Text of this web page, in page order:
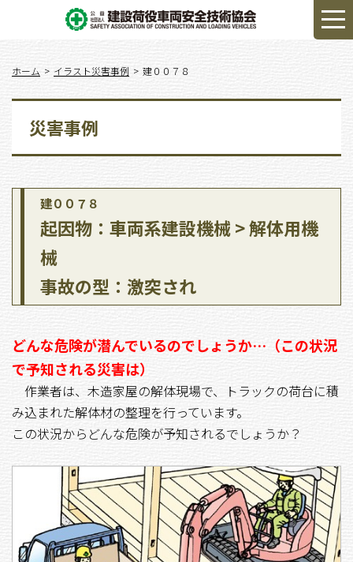
ホーム イラスト災害事例 建００７８
災害事例
建００７８
起因物：車両系建設機械 > 解体用機
械
事故の型：激突され
どんな危険が潜んでいるのでしょうか…（この状況
で予知される災害は）
作業者は、木造家屋の解体現場で、トラックの荷台に積
み込まれた解体材の整理を行っています。
この状況からどんな危険が予知されるでしょうか？